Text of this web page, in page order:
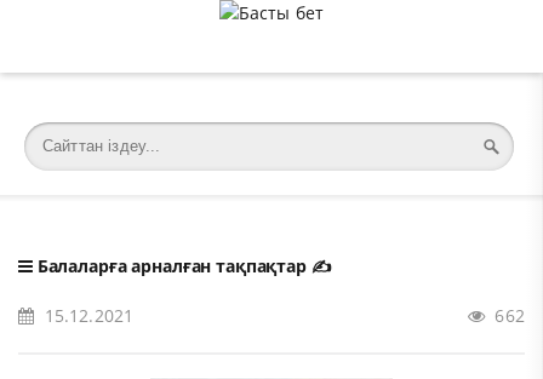
Балаларға арналған тақпақтар✍️
15.12.2021 662